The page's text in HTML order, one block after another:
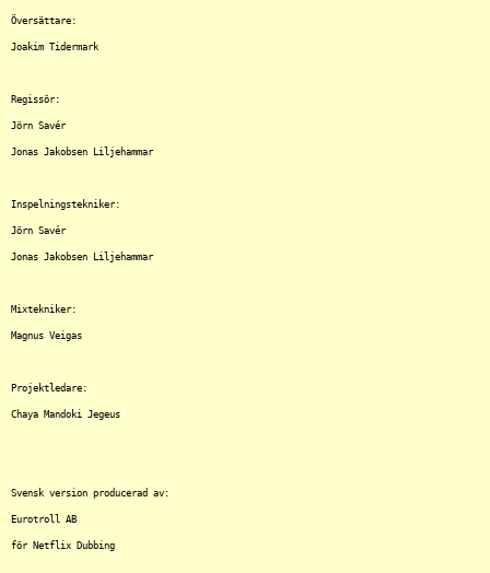
Översättare:
Joakim Tidermark
Regissör:
Jörn Savér
Jonas Jakobsen Liljehammar
Inspelningstekniker:
Jörn Savér
Jonas Jakobsen Liljehammar
Mixtekniker:
Magnus Veigas
Projektledare:
Chaya Mandoki Jegeus
Svensk version producerad av:
Eurotroll AB